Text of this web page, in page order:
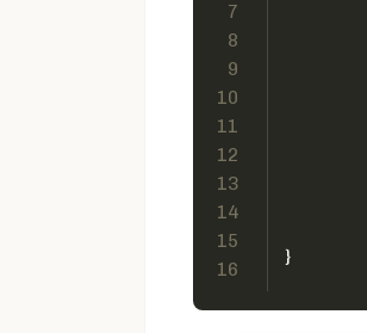
7
8
9
10
11
12
13
14
15
16
}